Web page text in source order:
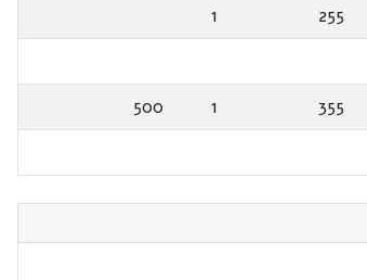
255
1
355
1
500